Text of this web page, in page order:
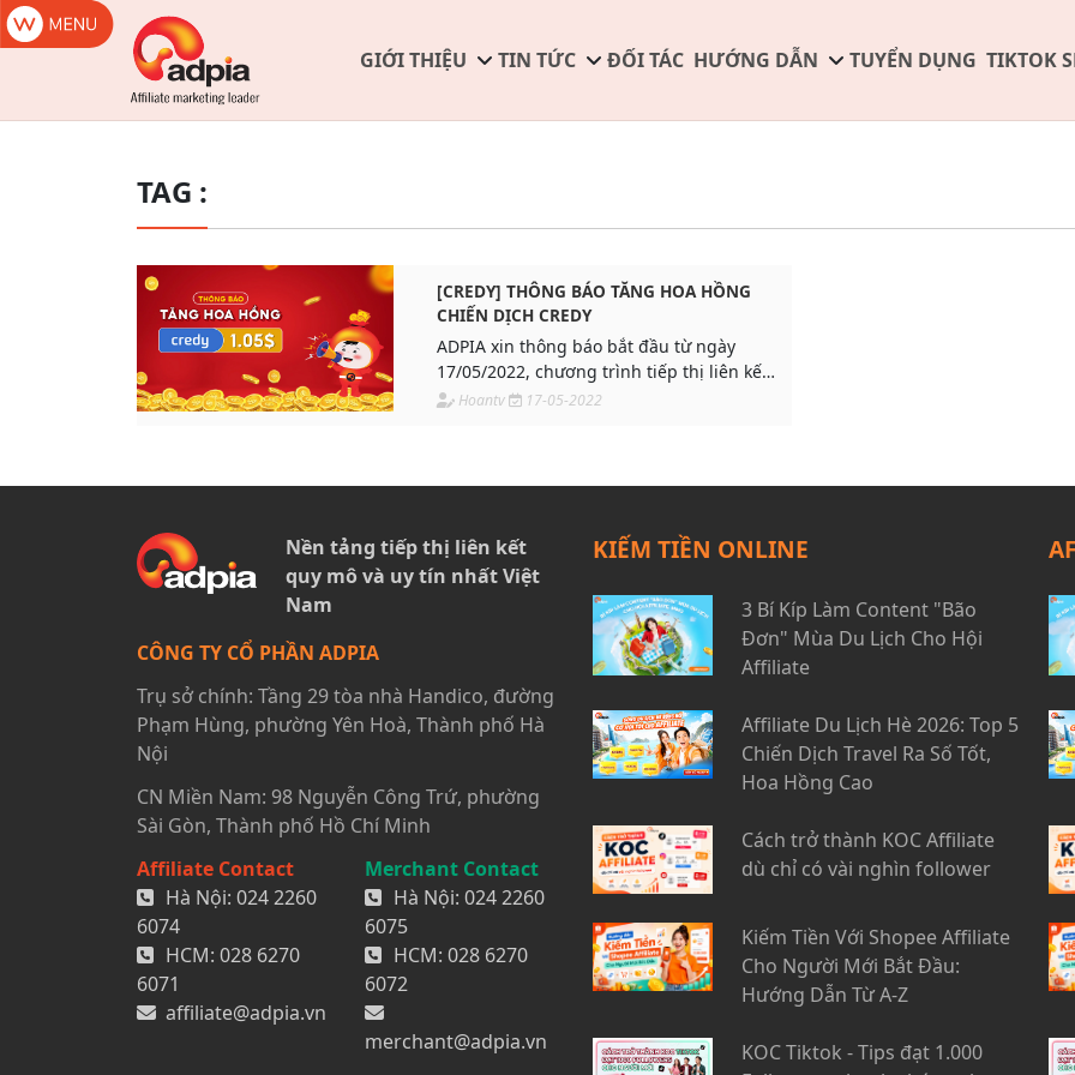
GIỚI THIỆU TIN TỨC ĐỐI TÁC HƯỚNG DẪN TUYỂN DỤNG TIKTOK
TAG :
[CREDY] THÔNG BÁO TĂNG HOA HỒNG
CHIẾN DỊCH CREDY
ADPIA xin thông báo bắt đầu từ ngày
17/05/2022, chương trình tiếp thị liên kết
CREDY điều chỉnh TĂNG HOA HỒNG
Hoantv 17-05-2022
Nền tảng tiếp thị liên kết
quy mô và uy tín nhất Việt
Nam
CÔNG TY CỔ PHẦN ADPIA
Trụ sở chính: Tầng 29 tòa nhà Handico, đường
Phạm Hùng, phường Yên Hoà, Thành phố Hà
Nội
CN Miền Nam: 98 Nguyễn Công Trứ, phường
Sài Gòn, Thành phố Hồ Chí Minh
Affiliate Contact
Hà Nội: 024 2260
6074
HCM: 028 6270
6071
affiliate@adpia.vn
Merchant Contact
Hà Nội: 024 2260
6075
HCM: 028 6270
6072
merchant@adpia.vn
KIẾM TIỀN ONLINE
3 Bí Kíp Làm Content "Bão
Đơn" Mùa Du Lịch Cho Hội
Affiliate
Affiliate Du Lịch Hè 2026: Top 5
Chiến Dịch Travel Ra Số Tốt,
Hoa Hồng Cao
Cách trở thành KOC Affiliate
dù chỉ có vài nghìn follower
Kiếm Tiền Với Shopee Affiliate
Cho Người Mới Bắt Đầu:
Hướng Dẫn Từ A-Z
KOC Tiktok - Tips đạt 1.000